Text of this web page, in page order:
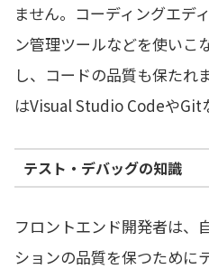
ません。コーディングエデ
ン管理ツールなどを使いこ
し、コードの品質も保たれ
はVisual Studio CodeやGit
テスト・デバッグの知識
フロントエンド開発者は、
ションの品質を保つために